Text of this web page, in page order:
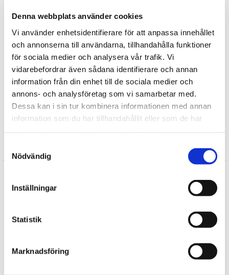
Denna webbplats använder cookies
Vi använder enhetsidentifierare för att anpassa innehållet
och annonserna till användarna, tillhandahålla funktioner
för sociala medier och analysera vår trafik. Vi
vidarebefordrar även sådana identifierare och annan
information från din enhet till de sociala medier och
annons- och analysföretag som vi samarbetar med.
Dessa kan i sin tur kombinera informationen med annan
information som du har tillhandahållit eller som de har
Nödvändig
Inställningar
Statistik
Marknadsföring
Presenteriet
Presenter till Mamma
Alla hjärtans dag
Julklappar till flickvän
Julklappar till pojkvän
Presenter till Flickvän
Presenter till Pojkvän
Romantiska presenter
2 varianter 2 varianter